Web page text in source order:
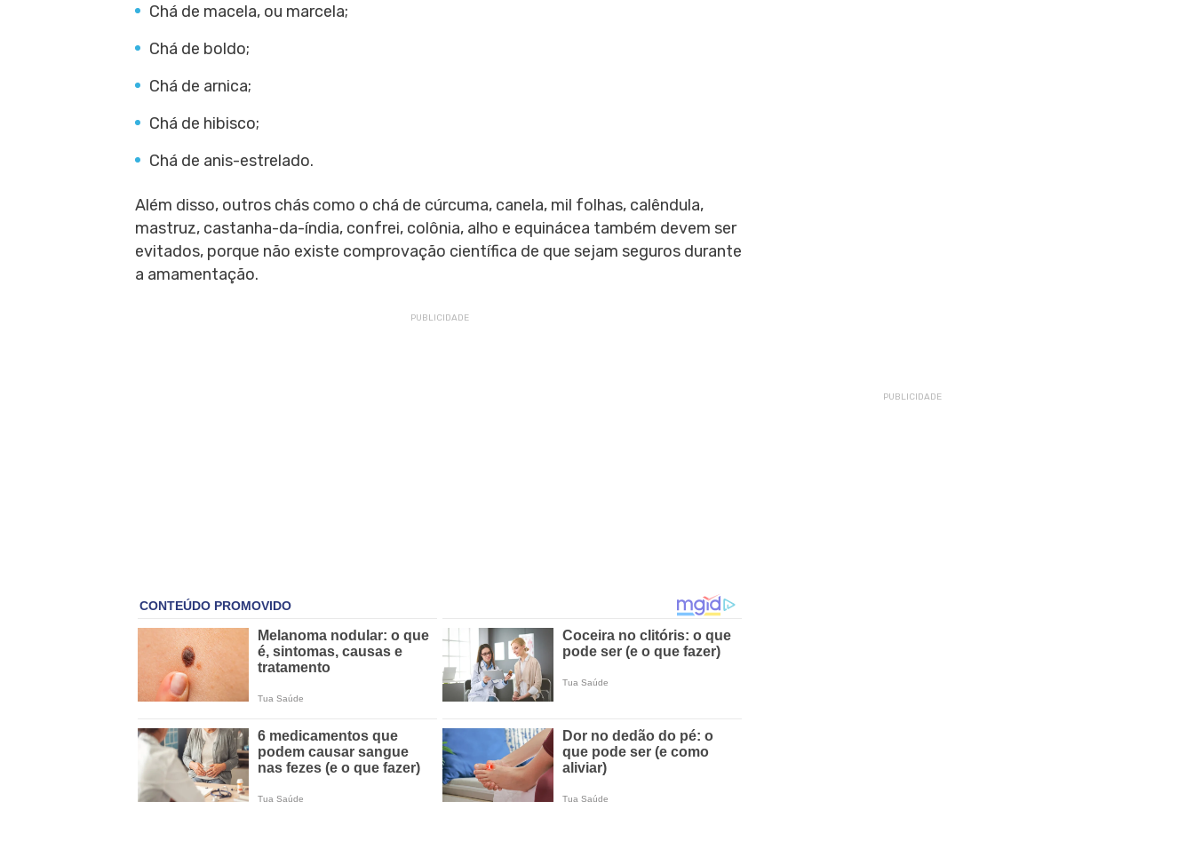
Chá de macela, ou marcela;
Chá de boldo;
Chá de arnica;
Chá de hibisco;
Chá de anis-estrelado.
Além disso, outros chás como o chá de cúrcuma, canela, mil folhas, calêndula,
mastruz, castanha-da-índia, confrei, colônia, alho e equinácea também devem ser
evitados, porque não existe comprovação científica de que sejam seguros durante
a amamentação.